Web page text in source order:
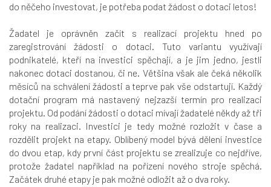
do něčeho investovat, je potřeba podat žádost o dotaci letos!
Žadatel je oprávněn začít s realizací projektu hned po
zaregistrování žádosti o dotaci. Tuto variantu využívají
podnikatelé, kteří na investici spěchají, a je jim jedno, jestli
nakonec dotaci dostanou, či ne. Většina však ale čeká několik
měsíců na schválení žádosti a teprve pak vše odstartují. Každý
dotační program má nastavený nejzazší termín pro realizaci
projektu. Od podání žádosti o dotaci mívají žadatelé někdy až tři
roky na realizaci. Investici je tedy možné rozložit v čase a
rozdělit projekt na etapy. Oblíbený model bývá dělení investice
do dvou etap, kdy první část projektu se zrealizuje co nejdříve,
protože žadatel například na pořízení nového stroje spěchá.
Začátek druhé etapy je pak možné odložit až o dva roky.